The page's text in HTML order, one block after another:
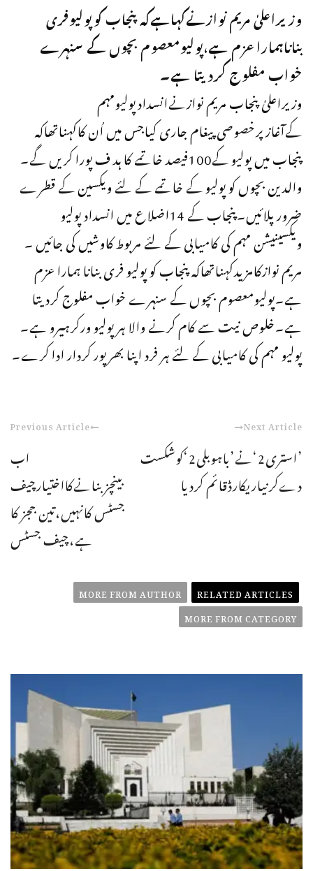
وزیراعلیٰ مریم نوازنےکہاہےکہ پنجاب کوپولیوفری
بناناہماراعزم ہے،پولیومعصوم بچوں کے سنہرے
خواب مفلوج کردیتا ہے۔
وزیراعلیٰ پنجاب مریم نوازنےانسدادپولیومہم
کےآغازپرخصوصی پیغام جاری کیاجس میں اُن کاکہناتھاکہ
پنجاب میں پولیو کے100فیصد خاتمے کا ہد ف پورا کریں گے۔
والدین بچوں کو پولیو کے خاتمے کے لئے ویکسین کے قطرے
ضرور پلائیں۔پنجاب کے 14اضلاع میں انسداد پولیو
ویکسینیشن مہم کی کامیابی کے لئے مربوط کاوشیں کی جائیں ۔
مریم نوازکامزیدکہناتھاکہ پنجاب کو پولیو فری بنانا ہمارا عزم
ہے۔پولیومعصوم بچوں کے سنہرے خواب مفلوج کردیتا
ہے۔خلوص نیت سے کام کرنے والا ہر پولیو ورکرہیرو ہے۔
پولیو مہم کی کامیابی کے لئے ہر فرد اپنا بھرپور کردار ادا کرے۔
Previous Article
اب
بینچزبنانےکااختیارچیف
جسٹس کانہیں،تین ججز کا
ہے،چیف جسٹس
Next Article
’استری2‘نے’باہوبلی2‘کوشکست
دےکرنیاریکارڈقائم کردیا
RELATED ARTICLES
MORE FROM AUTHOR
MORE FROM CATEGORY